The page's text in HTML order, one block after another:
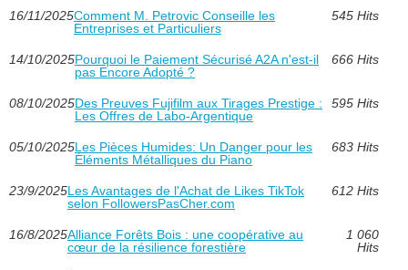
16/11/2025Comment M. Petrovic Conseille les
Entreprises et Particuliers
545 Hits
14/10/2025Pourquoi le Paiement Sécurisé A2A n'est-il
pas Encore Adopté ?
666 Hits
08/10/2025Des Preuves Fujifilm aux Tirages Prestige :
Les Offres de Labo-Argentique
595 Hits
05/10/2025Les Pièces Humides: Un Danger pour les
Éléments Métalliques du Piano
683 Hits
23/9/2025Les Avantages de l'Achat de Likes TikTok
selon FollowersPasCher.com
612 Hits
16/8/2025Alliance Forêts Bois : une coopérative au
cœur de la résilience forestière
1 060
Hits